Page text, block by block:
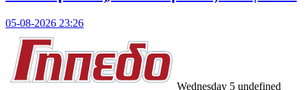
05-08-2026 23:26
Wednesday 5 undefined